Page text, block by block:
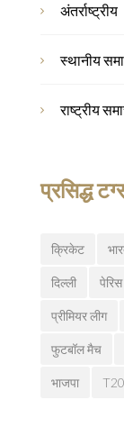
अंतर्राष्ट्रीय
स्थानीय
राष्ट्रीय
प्रसिद्ध
क्रिकेट
दिल्ली
प्रीमियर लीग
फुटबॉल मैच
भाजपा